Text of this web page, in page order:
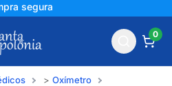
segura
0
Oxímetro